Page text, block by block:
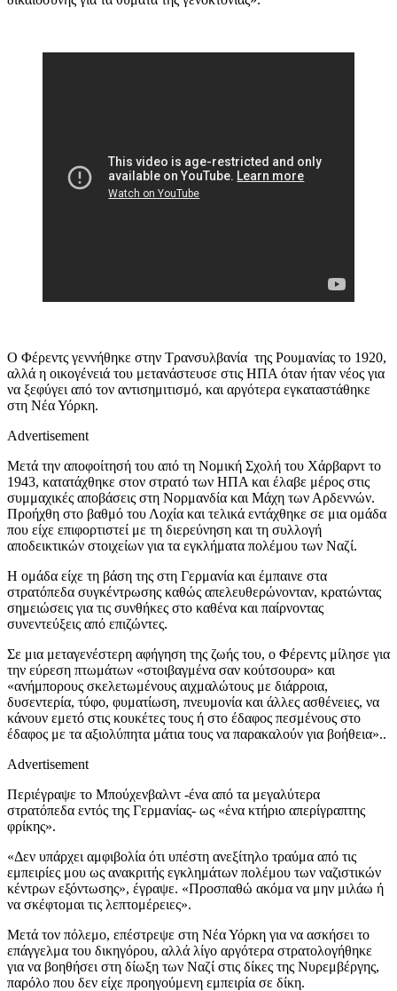
Ο Φέρεντς γεννήθηκε στην Τρανσυλβανία της Ρουμανίας το 1920,
αλλά η οικογένειά του μετανάστευσε στις ΗΠΑ όταν ήταν νέος για
να ξεφύγει από τον αντισημιτισμό, και αργότερα εγκαταστάθηκε
στη Νέα Υόρκη.
Advertisement
Μετά την αποφοίτησή του από τη Νομική Σχολή του Χάρβαρντ το
1943, κατατάχθηκε στον στρατό των ΗΠΑ και έλαβε μέρος στις
συμμαχικές αποβάσεις στη Νορμανδία και Μάχη των Αρδεννών.
Προήχθη στο βαθμό του Λοχία και τελικά εντάχθηκε σε μια ομάδα
που είχε επιφορτιστεί με τη διερεύνηση και τη συλλογή
αποδεικτικών στοιχείων για τα εγκλήματα πολέμου των Ναζί.
Η ομάδα είχε τη βάση της στη Γερμανία και έμπαινε στα
στρατόπεδα συγκέντρωσης καθώς απελευθερώνονταν, κρατώντας
σημειώσεις για τις συνθήκες στο καθένα και παίρνοντας
συνεντεύξεις από επιζώντες.
Σε μια μεταγενέστερη αφήγηση της ζωής του, ο Φέρεντς μίλησε για
την εύρεση πτωμάτων «στοιβαγμένα σαν κούτσουρα» και
«ανήμπορους σκελετωμένους αιχμαλώτους με διάρροια,
δυσεντερία, τύφο, φυματίωση, πνευμονία και άλλες ασθένειες, να
κάνουν εμετό στις κουκέτες τους ή στο έδαφος πεσμένους στο
έδαφος με τα αξιολύπητα μάτια τους να παρακαλούν για βοήθεια»..
Advertisement
Περιέγραψε το Μπούχενβαλντ -ένα από τα μεγαλύτερα
στρατόπεδα εντός της Γερμανίας- ως «ένα κτήριο απερίγραπτης
φρίκης».
«Δεν υπάρχει αμφιβολία ότι υπέστη ανεξίτηλο τραύμα από τις
εμπειρίες μου ως ανακριτής εγκλημάτων πολέμου των ναζιστικών
κέντρων εξόντωσης», έγραψε. «Προσπαθώ ακόμα να μην μιλάω ή
να σκέφτομαι τις λεπτομέρειες».
Μετά τον πόλεμο, επέστρεψε στη Νέα Υόρκη για να ασκήσει το
επάγγελμα του δικηγόρου, αλλά λίγο αργότερα στρατολογήθηκε
για να βοηθήσει στη δίωξη των Ναζί στις δίκες της Νυρεμβέργης,
παρόλο που δεν είχε προηγούμενη εμπειρία σε δίκη.